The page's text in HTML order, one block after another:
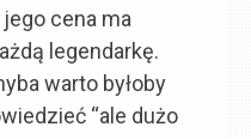
cena ma
legendarkę.
warto byłoby
“ale dużo